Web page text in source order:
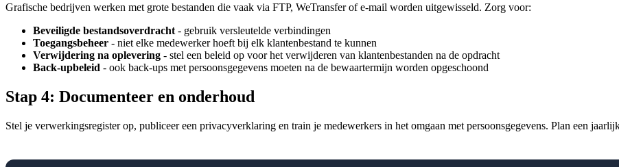
Grafische bedrijven werken met grote bestanden die vaak via FTP, WeTransfer of e-mail worden uitgewisseld. Zorg voor:
Beveiligde bestandsoverdracht - gebruik versleutelde verbindingen
Toegangsbeheer - niet elke medewerker hoeft bij elk klantenbestand te kunnen
Verwijdering na oplevering - stel een beleid op voor het verwijderen van klantenbestanden na de opdracht
Back-upbeleid - ook back-ups met persoonsgegevens moeten na de bewaartermijn worden opgeschoond
Stap 4: Documenteer en onderhoud
Stel je verwerkingsregister op, publiceer een privacyverklaring en train je medewerkers in het omgaan met persoonsgegevens. Plan een